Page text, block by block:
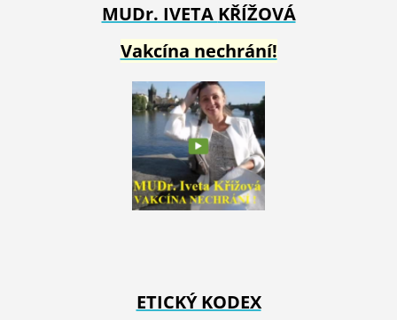
MUDr. IVETA KŘÍŽOVÁ
Vakcína nechrání!
ETICKÝ KODEX